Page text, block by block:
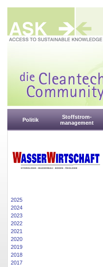
Politik
Stoffstrom-
management
2025
2024
2023
2022
2021
2020
2019
2018
2017